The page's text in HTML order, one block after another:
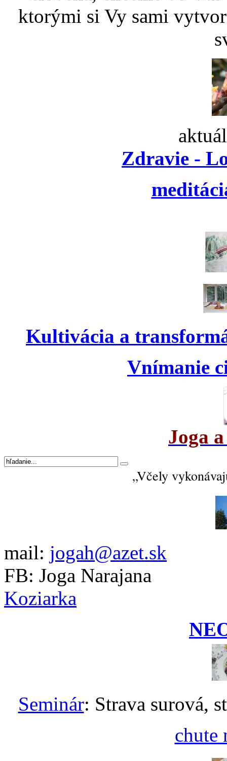
ktorými si Vy sami
Zdravie -
Kultivácia a
Vnímanie
Joga
„Včely
mail: jogah@azet.sk
FB: Joga Narajana
Koziarka
Seminár: Strava surová,
chute